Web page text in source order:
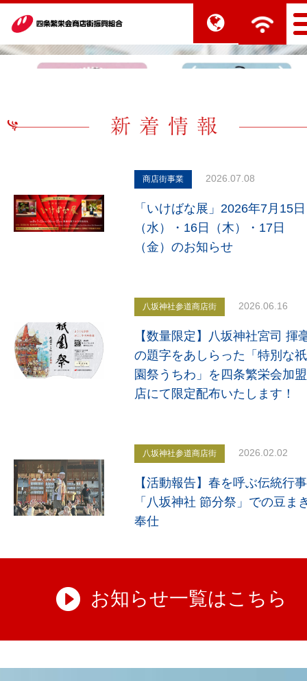
商店街事業 2026.07.08
「いけばな展」2026年7月15日
（水）・16日（木）・17日
（金）のお知らせ
八坂神社参道商店街 2026.06.16
【数量限定】八坂神社宮司 揮
の題字をあしらった「特別な祇
園祭うちわ」を四条繁栄会加盟
店にて限定配布いたします！
八坂神社参道商店街 2026.02.02
【活動報告】春を呼ぶ伝統行事
「八坂神社 節分祭」での豆ま
奉仕
お知らせ一覧はこちら